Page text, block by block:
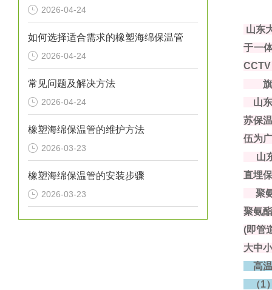
2026-04-24
如何选择适合需求的橡塑海绵保温管
2026-04-24
常见问题及解决方法
2026-04-24
橡塑海绵保温管的维护方法
2026-03-23
橡塑海绵保温管的安装步骤
2026-03-23
山东
于一
旗下
山东
苏保
伍为
山东
直埋
聚氨
聚氨
(即管
大中
高温
（1